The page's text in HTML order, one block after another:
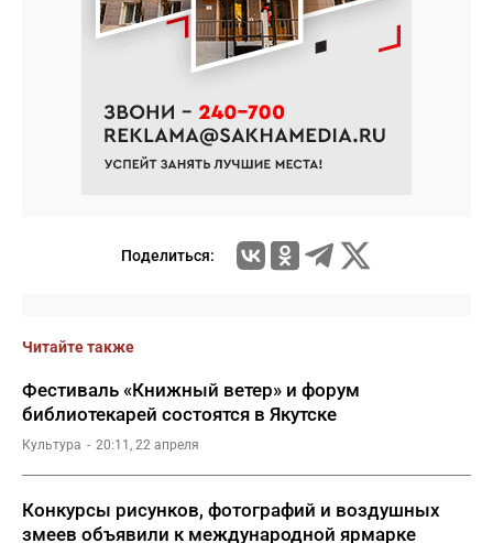
Поделиться:
Читайте также
Фестиваль «Книжный ветер» и форум
библиотекарей состоятся в Якутске
Культура 20:11, 22 апреля
Конкурсы рисунков, фотографий и воздушных
змеев объявили к международной ярмарке